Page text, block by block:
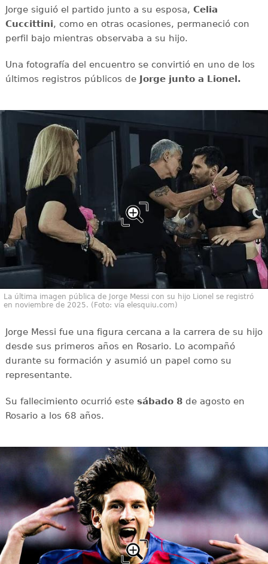
Jorge siguió el partido junto a su esposa, Celia
Cuccittini, como en otras ocasiones, permaneció con
perfil bajo mientras observaba a su hijo.
Una fotografía del encuentro se convirtió en uno de los
últimos registros públicos de Jorge junto a Lionel.
La última imagen pública de Jorge Messi con su hijo Lionel se registró
en noviembre de 2025. (Foto: vía elesquiu.com)
Jorge Messi fue una figura cercana a la carrera de su hijo
desde sus primeros años en Rosario. Lo acompañó
durante su formación y asumió un papel como su
representante.
Su fallecimiento ocurrió estesábado 8de agosto en
Rosario a los 68 años.